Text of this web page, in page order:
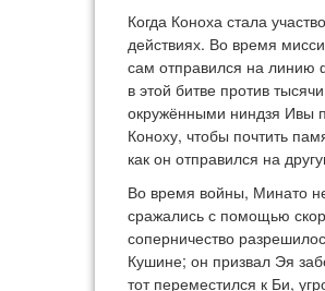
Когда Коноха стала
действиях. Во время
сам отправился на линию
в этой битве против
окружёнными ниндзя Ивы
Коноху, чтобы почтить
как он отправился на
Во время войны, Минато
сражались с помощью
соперничество
Кушине; он призвал Эя
тот переместился к Би,